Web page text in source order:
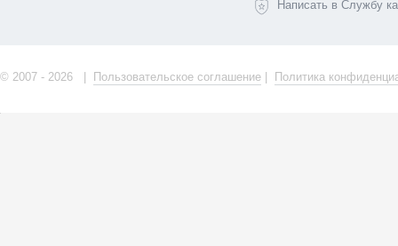
Написать в Службу
© 2007 - 2026 | Пользовательское соглашение Политика